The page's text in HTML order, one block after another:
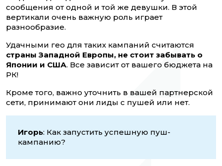
сообщения от одной и той же девушки. В этой
вертикали очень важную роль играет
разнообразие.
Удачными гео для таких кампаний считаются
страны Западной Европы, не стоит забывать о
Японии и США. Все зависит от вашего бюджета на
РК!
Кроме того, важно уточнить в вашей партнерской
сети, принимают они лиды с пушей или нет.
Игорь: Как запустить успешную пуш-
кампанию?